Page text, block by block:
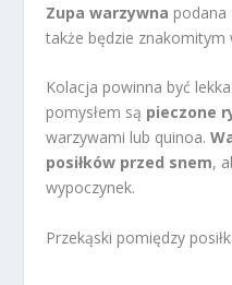
Zupa warzywna podana
także będzie znakomitym
Kolacja powinna być
pomysłem są pieczone
warzywami lub quinoa.
posiłków przed snem,
wypoczynek.
Przekąski pomiędzy